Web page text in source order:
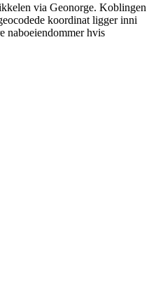
via Geonorge. Koblingen
koordinat ligger inni
naboeiendommer hvis